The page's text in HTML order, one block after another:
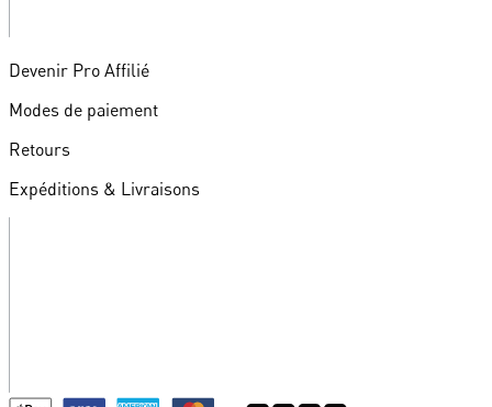
Devenir Pro Affilié
Modes de paiement
Retours
Expéditions & Livraisons